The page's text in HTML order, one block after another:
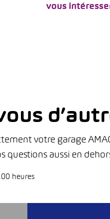
vous
votre garage
questions aussi en
heures